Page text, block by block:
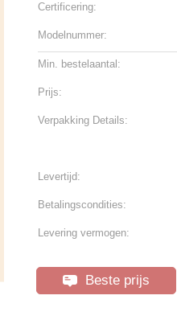
Certificering:
Modelnummer:
Min. bestelaantal:
Prijs:
Verpakking Details:
Levertijd:
Betalingscondities:
Levering vermogen:
Beste prijs